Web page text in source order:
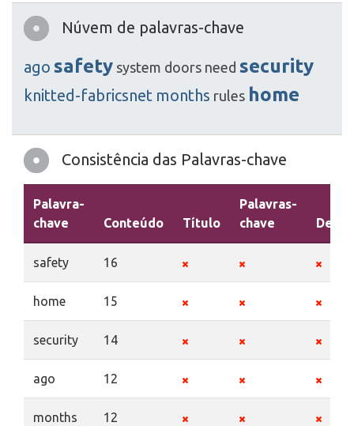
Núvem de palavras-chave
ago safety system doors need security
knitted-fabricsnet months rules home
Consistência das Palavras-chave
Palavra-
chave
Conteúdo Título
Palavras-
chave
safety 16
home 15
security 14
ago 12
months 12